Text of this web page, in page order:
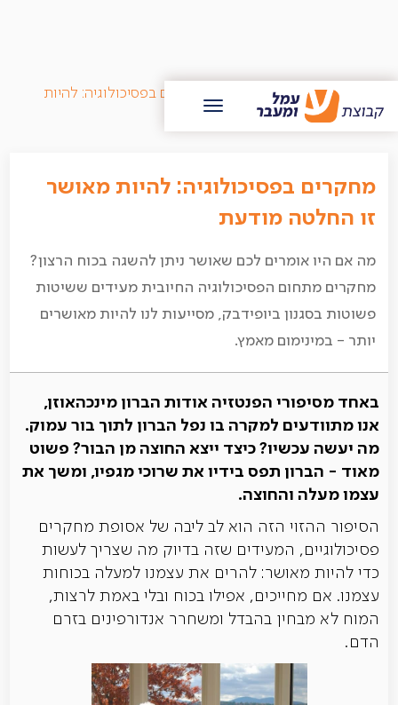
בלוג עמל ומעבר
מחקרים בפסיכולוגיה: להיות
מאושר זו החלטה מודעת
מחקרים בפסיכולוגיה: להיות מאושר
זו החלטה מודעת
מה אם היו אומרים לכם שאושר ניתן להשגה בכוח הרצון?
מחקרים מתחום הפסיכולוגיה החיובית מעידים ששיטות
פשוטות בסגנון ביופידבק, מסייעות לנו להיות מאושרים
יותר - במינימום מאמץ.
באחד מסיפורי הפנטזיה אודות הברון מינכהאוזן,
אנו מתוודעים למקרה בו נפל הברון לתוך בור עמוק.
מה יעשה עכשיו? כיצד ייצא החוצה מן הבור? פשוט
מאוד - הברון תפס בידיו את שרוכי מגפיו, ומשך את
עצמו מעלה והחוצה.
הסיפור ההזוי הזה הוא לב ליבה של אסופת מחקרים
פסיכולוגיים, המעידים שזה בדיוק מה שצריך לעשות
כדי להיות מאושר: להרים את עצמנו למעלה בכוחות
עצמנו. אם מחייכים, אפילו בכוח ובלי באמת לרצות,
המוח לא מבחין בהבדל ומשחרר אנדורפינים בזרם
הדם.